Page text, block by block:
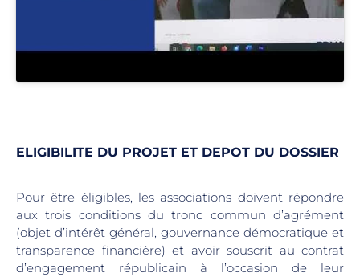
ELIGIBILITE DU PROJET ET DEPOT DU DOSSIER
Pour être éligibles, les associations doivent répondre
aux trois conditions du tronc commun d’agrément
(objet d’intérêt général, gouvernance démocratique et
transparence financière) et avoir souscrit au contrat
d’engagement républicain à l’occasion de leur